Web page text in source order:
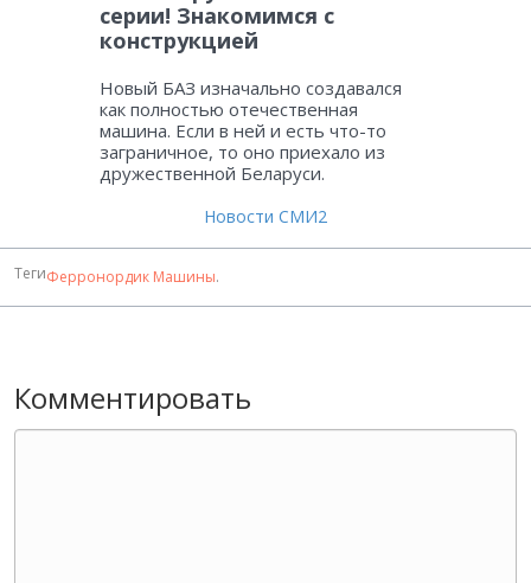
серии! Знакомимся с
конструкцией
Новый БАЗ изначально создавался
как полностью отечественная
машина. Если в ней и есть что-то
заграничное, то оно приехало из
дружественной Беларуси.
Новости СМИ2
ТегиФерронордик Машины.
Комментировать